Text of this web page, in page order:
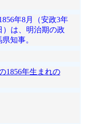
年8月（安政3年
）は、明治期の政
知事。
1856年生まれの